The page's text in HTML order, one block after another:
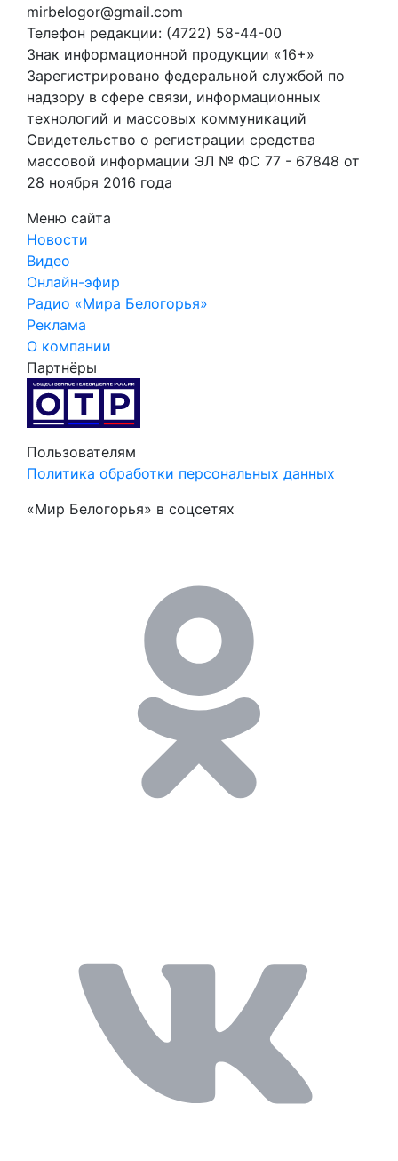
mirbelogor@gmail.com
Телефон редакции: (4722) 58-44-00
Знак информационной продукции «16+»
Зарегистрировано федеральной службой по
надзору в сфере связи, информационных
технологий и массовых коммуникаций
Свидетельство о регистрации средства
массовой информации ЭЛ № ФС 77 - 67848 от
28 ноября 2016 года
Меню сайта
Новости
Видео
Онлайн-эфир
Радио «Мира Белогорья»
Реклама
О компании
Партнёры
Пользователям
Политика обработки персональных данных
«Мир Белогорья» в соцсетях